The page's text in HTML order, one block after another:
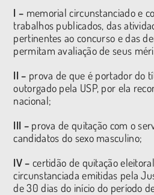
I – memorial circunstanciado e
trabalhos publicados, das
pertinentes ao concurso e das
permitam avaliação de seus
II – prova de que é portador do
outorgado pela USP, por ela
nacional;
III – prova de quitação com o
candidatos do sexo masculino;
IV – certidão de quitação
circunstanciada emitidas pela
de 30 dias do início do período